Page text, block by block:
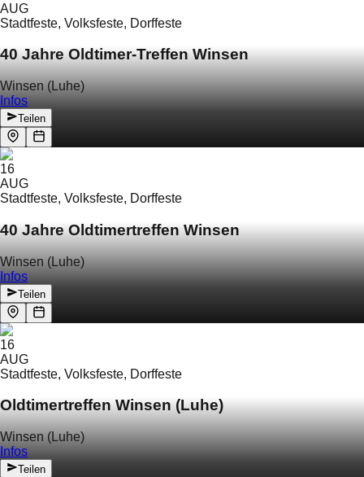
AUG
Stadtfeste, Volksfeste, Dorffeste
40 Jahre Oldtimer-Treffen Winsen
Winsen (Luhe)
Infos
Teilen
16
AUG
Stadtfeste, Volksfeste, Dorffeste
40 Jahre Oldtimertreffen Winsen
Winsen (Luhe)
Infos
Teilen
16
AUG
Stadtfeste, Volksfeste, Dorffeste
Oldtimertreffen Winsen (Luhe)
Winsen (Luhe)
Infos
Teilen